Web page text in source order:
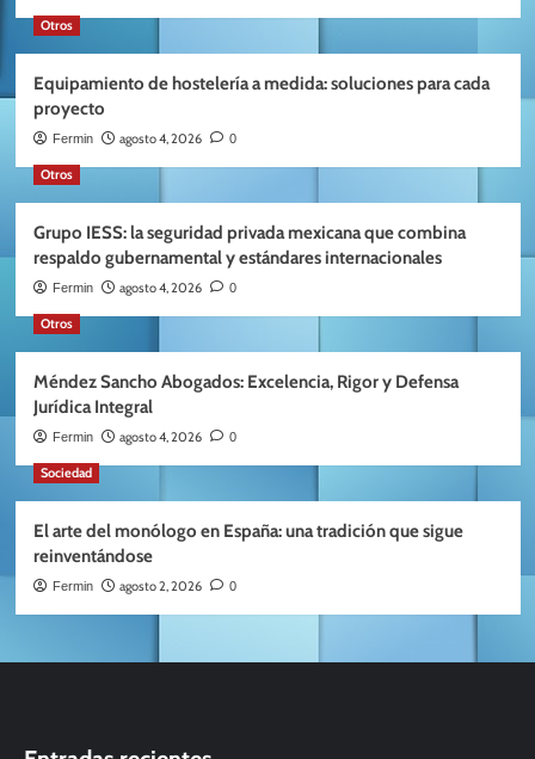
Otros
Equipamiento de hostelería a medida: soluciones para cada
proyecto
Fermin agosto 4, 2026 0
Otros
Grupo IESS: la seguridad privada mexicana que combina
respaldo gubernamental y estándares internacionales
Fermin agosto 4, 2026 0
Otros
Méndez Sancho Abogados: Excelencia, Rigor y Defensa
Jurídica Integral
Fermin agosto 4, 2026 0
Sociedad
El arte del monólogo en España: una tradición que sigue
reinventándose
Fermin agosto 2, 2026 0